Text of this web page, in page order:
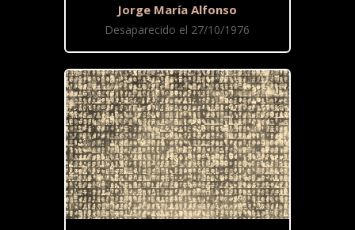
Jorge María Alfonso
Desaparecido el 27/10/1976